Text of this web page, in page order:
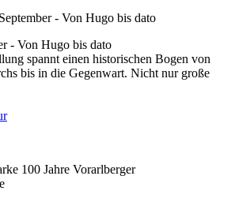
- Von Hugo bis dato
spannt einen historischen Bogen von
bis in die Gegenwart. Nicht nur große